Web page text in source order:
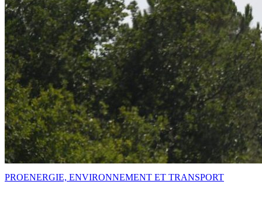
PROENERGIE, ENVIRONNEMENT ET TRANSPORT